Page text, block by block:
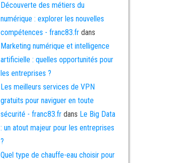
Découverte des métiers du
numérique : explorer les nouvelles
compétences - franc83.frdans
Marketing numérique et intelligence
artificielle : quelles opportunités pour
les entreprises ?
Les meilleurs services de VPN
gratuits pour naviguer en toute
sécurité - franc83.frdans Le Big Data
: un atout majeur pour les entreprises
?
Quel type de chauffe-eau choisir pour